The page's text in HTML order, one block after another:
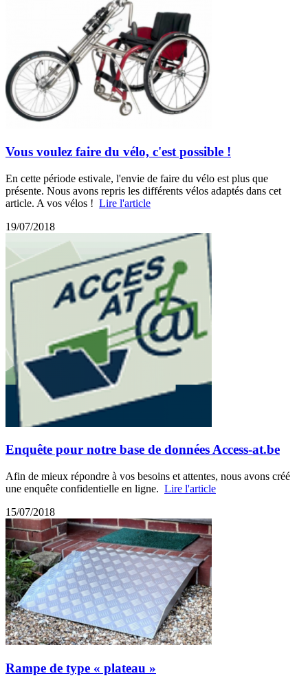
Vous voulez faire du vélo, c'est possible !
En cette période estivale, l'envie de faire du vélo est plus que
présente. Nous avons repris les différents vélos adaptés dans cet
article. A vos vélos ! Lire l'article
19/07/2018
Enquête pour notre base de données Access-at.be
Afin de mieux répondre à vos besoins et attentes, nous avons créé
une enquête confidentielle en ligne. Lire l'article
15/07/2018
Rampe de type « plateau »